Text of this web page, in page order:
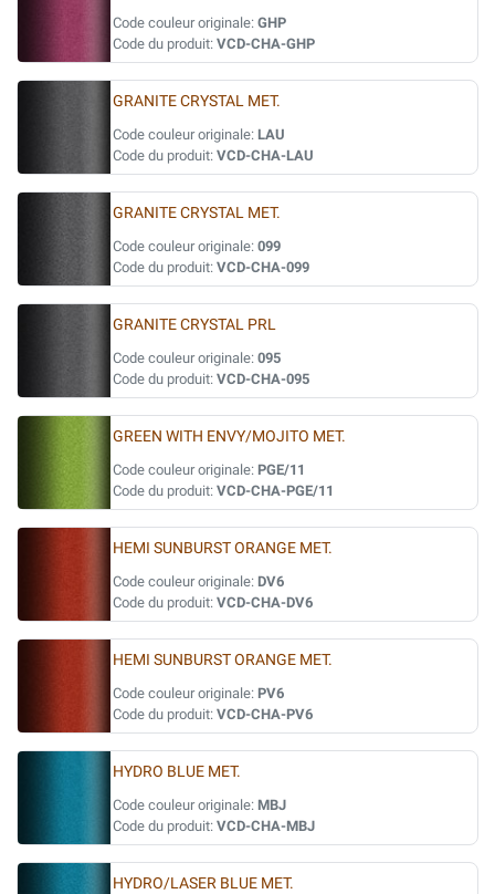
Code couleur originale: GHP
Code du produit: VCD-CHA-GHP
GRANITE CRYSTAL MET.
Code couleur originale: LAU
Code du produit: VCD-CHA-LAU
GRANITE CRYSTAL MET.
Code couleur originale: 099
Code du produit: VCD-CHA-099
GRANITE CRYSTAL PRL
Code couleur originale: 095
Code du produit: VCD-CHA-095
GREEN WITH ENVY/MOJITO MET.
Code couleur originale: PGE/11
Code du produit: VCD-CHA-PGE/11
HEMI SUNBURST ORANGE MET.
Code couleur originale: DV6
Code du produit: VCD-CHA-DV6
HEMI SUNBURST ORANGE MET.
Code couleur originale: PV6
Code du produit: VCD-CHA-PV6
HYDRO BLUE MET.
Code couleur originale: MBJ
Code du produit: VCD-CHA-MBJ
HYDRO/LASER BLUE MET.